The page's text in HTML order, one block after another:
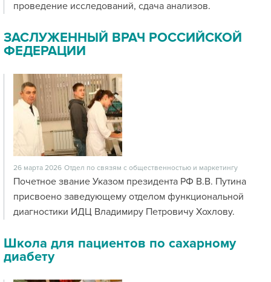
проведение исследований, сдача анализов.
ЗАСЛУЖЕННЫЙ ВРАЧ РОССИЙСКОЙ
ФЕДЕРАЦИИ
26 марта 2026 Отдел по связям с общественностью и маркетингу
Почетное звание Указом президента РФ В.В. Путина
присвоено заведующему отделом функциональной
диагностики ИДЦ Владимиру Петровичу Хохлову.
Школа для пациентов по сахарному
диабету